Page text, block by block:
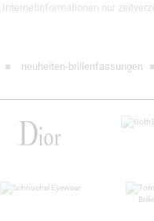
nur
■ neuheiten-brillenfassungen